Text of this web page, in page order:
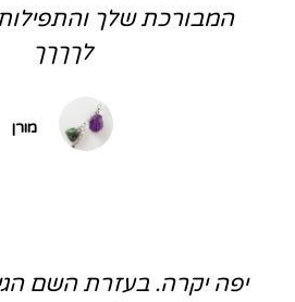
המבורכת שלך
לךךךך
מורן
יפה יקרה. בעזרת השם